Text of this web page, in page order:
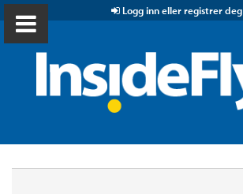
Logg inn eller registrer deg